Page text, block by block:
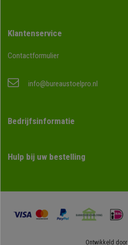
Klantenservice
Contactformulier
info@bureaustoelpro.nl
Bedrijfsinformatie
Hulp bij uw bestelling
Ontwikkeld door